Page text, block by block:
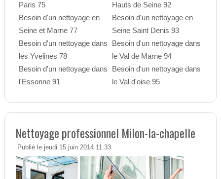
Paris 75
Besoin d'un nettoyage en
Seine et Marne 77
Besoin d'un nettoyage dans
les Yvelines 78
Besoin d'un nettoyage dans
l'Essonne 91
Hauts de Seine 92
Besoin d'un nettoyage en
Seine Saint Denis 93
Besoin d'un nettoyage dans
le Val de Marne 94
Besoin d'un nettoyage dans
le Val d'oise 95
Nettoyage professionnel Milon-la-chapelle
Publié le jeudi 15 juin 2014 11:33